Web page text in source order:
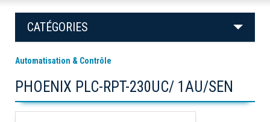
CATÉGORIES
Automatisation & Contrôle
PHOENIX PLC-RPT-230UC/ 1AU/SEN